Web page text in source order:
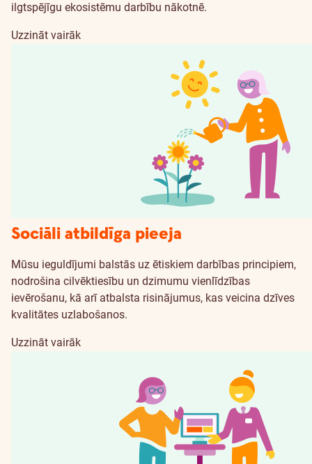
ilgtspējīgu ekosistēmu darbību nākotnē.
Uzzināt vairāk
Sociāli atbildīga pieeja
Mūsu ieguldījumi balstās uz ētiskiem darbības principiem,
nodrošina cilvēktiesību un dzimumu vienlīdzības
ievērošanu, kā arī atbalsta risinājumus, kas veicina dzīves
kvalitātes uzlabošanos.
Uzzināt vairāk